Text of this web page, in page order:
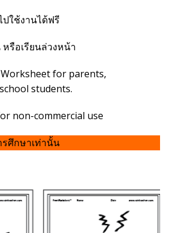
ใช้งานได้ฟรี
รือเรียนล่วงหน้า
for parents,
students.
non-commercial use
ศึกษาเท่านั้น